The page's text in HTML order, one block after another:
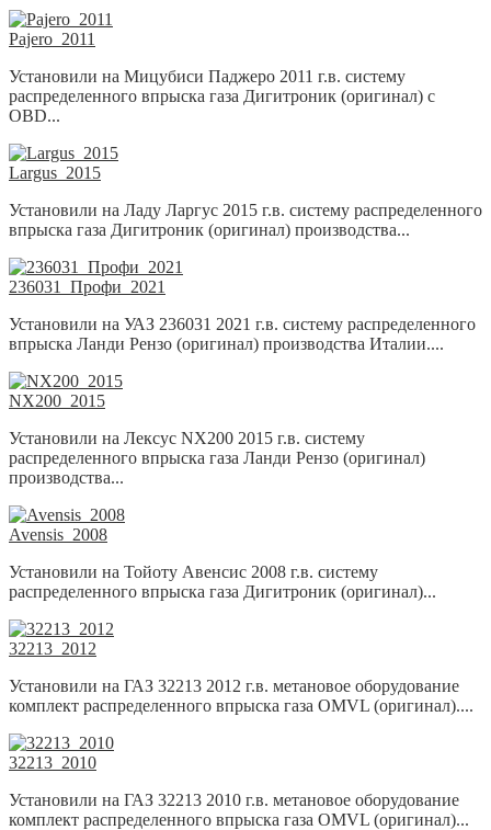
Pajero_2011
Установили на Мицубиси Паджеро 2011 г.в. систему
распределенного впрыска газа Дигитроник (оригинал) с
OBD...
Largus_2015
Установили на Ладу Ларгус 2015 г.в. систему распределенного
впрыска газа Дигитроник (оригинал) производства...
236031_Профи_2021
Установили на УАЗ 236031 2021 г.в. систему распределенного
впрыска Ланди Рензо (оригинал) производства Италии....
NX200_2015
Установили на Лексус NX200 2015 г.в. систему
распределенного впрыска газа Ланди Рензо (оригинал)
производства...
Avensis_2008
Установили на Тойоту Авенсис 2008 г.в. систему
распределенного впрыска газа Дигитроник (оригинал)...
32213_2012
Установили на ГАЗ 32213 2012 г.в. метановое оборудование
комплект распределенного впрыска газа OMVL (оригинал)....
32213_2010
Установили на ГАЗ 32213 2010 г.в. метановое оборудование
комплект распределенного впрыска газа OMVL (оригинал)...